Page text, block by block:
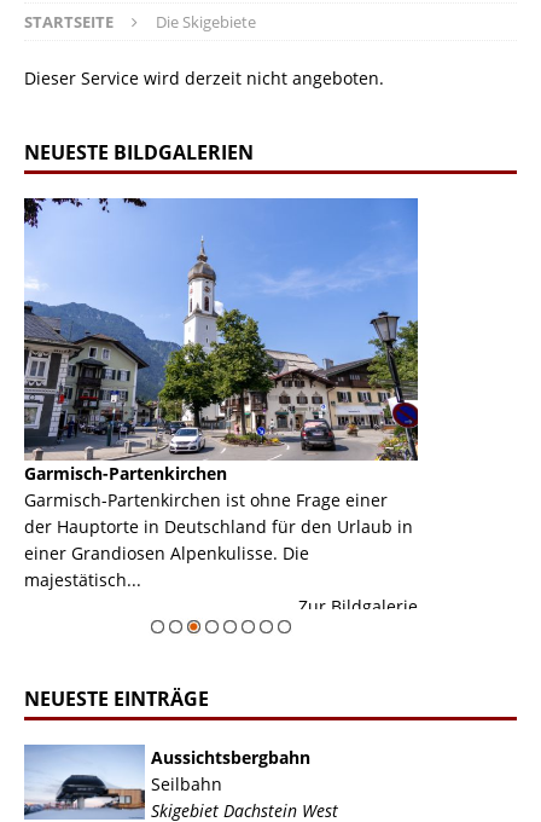
STARTSEITE Die Skigebiete
Dieser Service wird derzeit nicht angeboten.
NEUESTE BILDGALERIEN
Garmisch-Partenkirchen
Garmisch-Partenkirchen ist ohne Frage einer
der Hauptorte in Deutschland für den Urlaub in
einer Grandiosen Alpenkulisse. Die
majestätisch...
Zur Bildgalerie
NEUESTE EINTRÄGE
Aussichtsbergbahn
Seilbahn
Skigebiet Dachstein West